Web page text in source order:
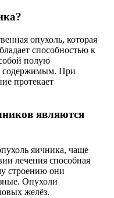
опухоль, которая
способностью к
полую
содержимым. При
протекает
являются
яичника, чаще
лечения способная
строению они
Опухоли
желёз.